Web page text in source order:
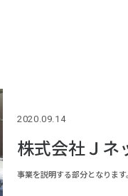
2020.09.14
株式会社Ｊネ
事業を説明する部分となります